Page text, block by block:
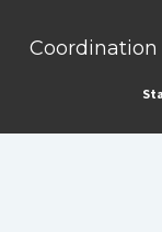
Coordination